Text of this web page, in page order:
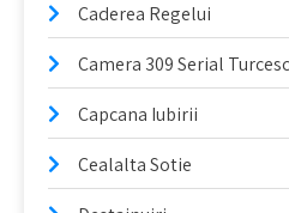
Caderea Regelui
Camera 309 Serial Turcesc
Capcana Iubirii
Cealalta Sotie